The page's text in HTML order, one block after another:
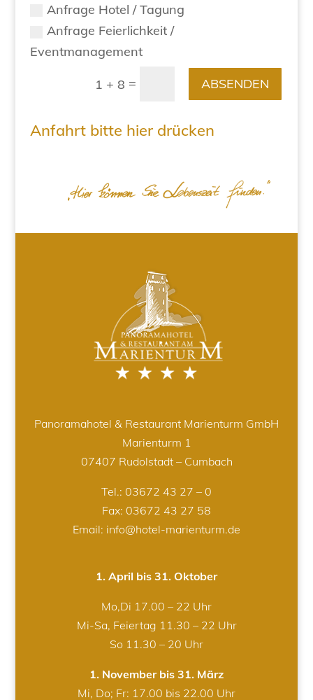
Anfrage Hotel / Tagung
Anfrage Feierlichkeit /
Eventmanagement
1 + 8 = ABSENDEN
Anfahrt bitte hier drücken
Panoramahotel & Restaurant Marienturm GmbH
Marienturm 1
07407 Rudolstadt – Cumbach
Tel.: 03672 43 27 – 0
Fax: 03672 43 27 58
Email: info@hotel-marienturm.de
1. April bis 31. Oktober
Mo,Di 17.00 – 22 Uhr
Mi-Sa, Feiertag 11.30 – 22 Uhr
So 11.30 – 20 Uhr
1. November bis 31. März
Mi, Do; Fr: 17.00 bis 22.00 Uhr